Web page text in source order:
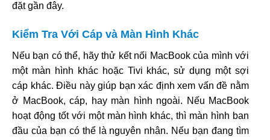
đặt gần đây.
Kiểm Tra Với Cáp và Màn Hình Khác
Nếu bạn có thể, hãy thử kết nối MacBook của mình với
một màn hình khác hoặc Tivi khác, sử dụng một sợi
cáp khác. Điều này giúp bạn xác định xem vấn đề nằm
ở MacBook, cáp, hay màn hình ngoài. Nếu MacBook
hoạt động tốt với một màn hình khác, thì màn hình ban
đầu của bạn có thể là nguyên nhân. Nếu bạn đang tìm